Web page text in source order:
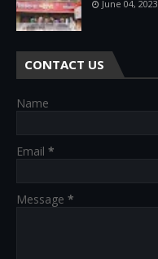
June 04, 2023
CONTACT US
Name
Email *
Message *